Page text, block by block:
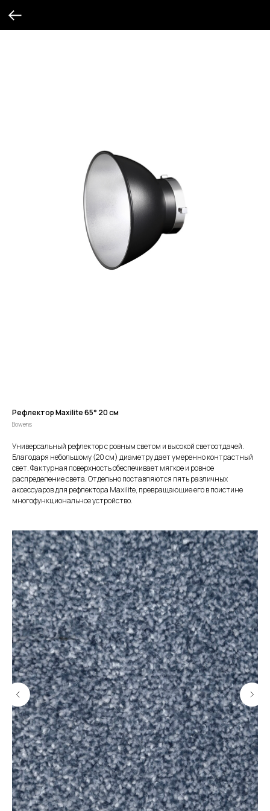
Рефлектор Maxilite 65° 20 см
Bowens
Универсальный рефлектор с ровным светом и высокой светоотдачей.
Благодаря небольшому (20 см) диаметру дает умеренно контрастный
свет. Фактурная поверхность обеспечивает мягкое и ровное
распределение света. Отдельно поставляются пять различных
аксессуаров для рефлектора Maxilite, превращающие его в поистине
многофункциональное устройство.